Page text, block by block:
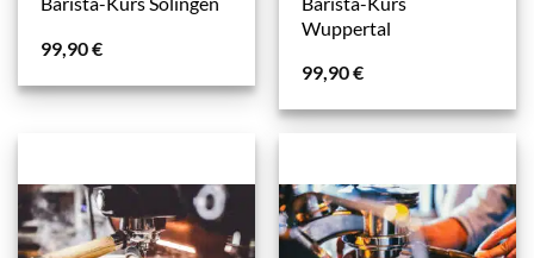
99,90€
Wuppertal
99,90€